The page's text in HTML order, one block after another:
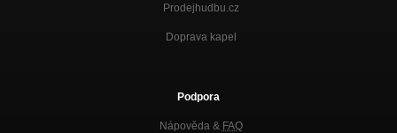
Prodejhudbu.cz
Doprava kapel
Podpora
Nápověda & FAQ